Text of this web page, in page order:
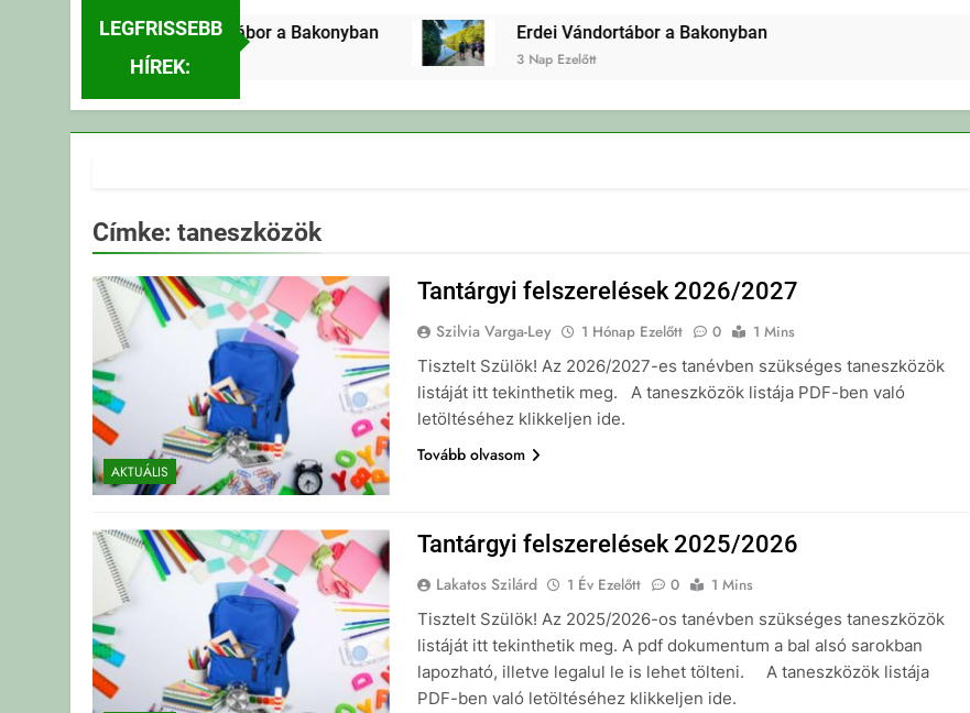
LEGFRISSEBB
HÍREK:
Erdei Vándortábor a Bakonyban
3 Nap Ezelőtt
Erdei Vándortábor a Bakonyban
3 Nap Ezelőtt
Címke: taneszközök
AKTUÁLIS
Tantárgyi felszerelések 2026/2027
Szilvia Varga-Ley 1 Hónap Ezelőtt 0
1 Mins
Tisztelt Szülök! Az 2026/2027-es tanévben szükséges taneszközök
listáját itt tekinthetik meg. A taneszközök listája PDF-ben való
letöltéséhez klikkeljen ide.
Tovább olvasom
Tantárgyi felszerelések 2025/2026
Lakatos Szilárd 1 Év Ezelőtt 0
1 Mins
Tisztelt Szülök! Az 2025/2026-os tanévben szükséges taneszközök
listáját itt tekinthetik meg. A pdf dokumentum a bal alsó sarokban
lapozható, illetve legalul le is lehet tölteni. A taneszközök listája
PDF-ben való letöltéséhez klikkeljen ide.